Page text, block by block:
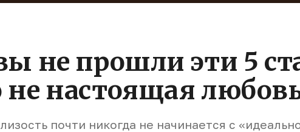
не прошли эти 5
настоящая
почти никогда не начинается с